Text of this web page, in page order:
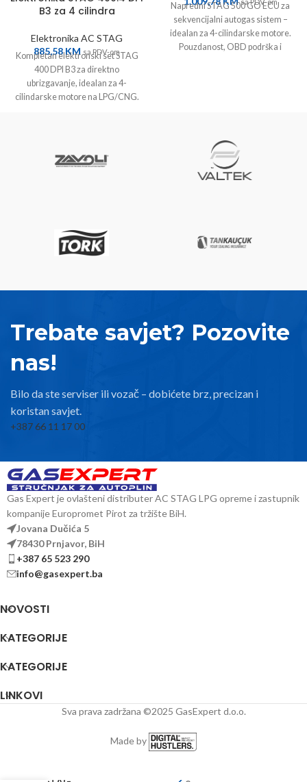
B3 za 4 cilindra
Elektronika AC STAG
885,58KM sa PDV-om
Kompletan elektronski set STAG
400 DPI B3 za direktno
ubrizgavanje, idealan za 4-
cilindarske motore na LPG/CNG.
sa PDV-om
Napredni STAG 500 GO ECU za
sekvencijalni autogas sistem –
idealan za 4-cilindarske motore.
Pouzdanost, OBD podrška i
Trebate savjet? Pozovite
nas!
Bilo da ste serviser ili vozač – dobićete brz, precizan i
koristan savjet.
+387 66 11 17 00
Gas Expert je ovlašteni distributer AC STAG LPG opreme i zastupnik
kompanije Europromet Pirot za tržište BiH.
Jovana Dučića 5
78430 Prnjavor, BiH
+387 65 523 290
info@gasexpert.ba
NOVOSTI
KATEGORIJE
KATEGORIJE
LINKOVI
Sva prava zadržana ©2025 GasExpert d.o.o.
Made by